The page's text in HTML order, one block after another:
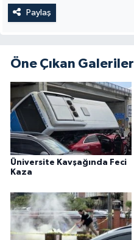
Paylaş
Öne Çıkan Galeriler
Üniversite Kavşağında Feci
Kaza